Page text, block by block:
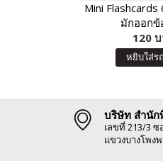
Mini
มักออกข้
120
หยิบใส่ร
บริษัท สำนัก
เลขที่ 213/3
แขวงบางโพง